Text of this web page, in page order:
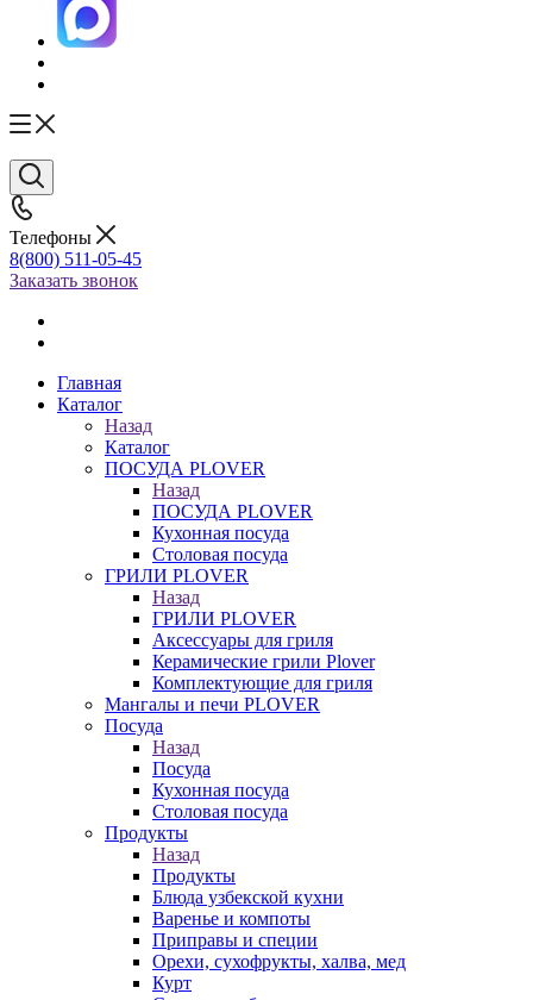
Телефоны
8(800) 511-05-45
Заказать звонок
Главная
Каталог
Назад
Каталог
ПОСУДА PLOVER
Назад
ПОСУДА PLOVER
Кухонная посуда
Столовая посуда
ГРИЛИ PLOVER
Назад
ГРИЛИ PLOVER
Аксессуары для гриля
Керамические грили Plover
Комплектующие для гриля
Мангалы и печи PLOVER
Посуда
Назад
Посуда
Кухонная посуда
Столовая посуда
Продукты
Назад
Продукты
Блюда узбекской кухни
Варенье и компоты
Приправы и специи
Орехи, сухофрукты, халва, мед
Курт